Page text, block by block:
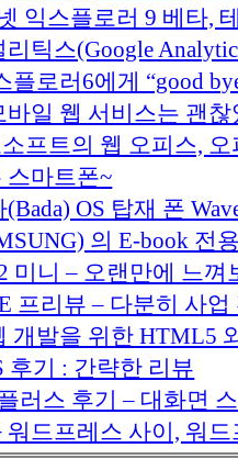
익스플로러 9 베타,
틱스(Google
플로러6에게 “good
바일 웹 서비스는 괜찮
프트의 웹 오피스, 오
스마트폰~
OS 탑재 폰
의 E-book 전
미니 – 오랜만에 느껴
프리뷰 – 다분히 사
개발을 위한 HTML5
후기 : 간략한 리뷰
러스 후기 – 대화면
워드프레스 사이, 워